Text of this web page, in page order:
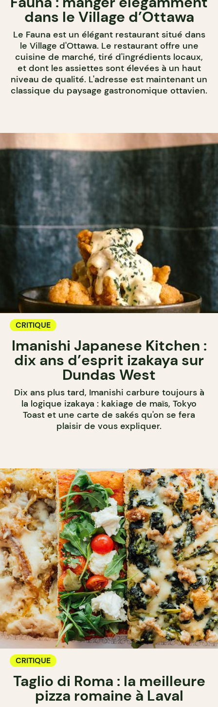
dans le Village d’Ottawa
Le Fauna est un élégant restaurant situé dans
le Village d'Ottawa. Le restaurant offre une
cuisine de marché, tiré d'ingrédients locaux,
et dont les assiettes sont élevées à un haut
niveau de qualité. L'adresse est maintenant un
classique du paysage gastronomique ottavien.
CRITIQUE
Imanishi Japanese Kitchen :
dix ans d’esprit izakaya sur
Dundas West
Dix ans plus tard, Imanishi carbure toujours à
la logique izakaya : kakiage de maïs, Tokyo
Toast et une carte de sakés qu'on se fera
plaisir de vous expliquer.
CRITIQUE
Taglio di Roma : la meilleure
pizza romaine à Laval